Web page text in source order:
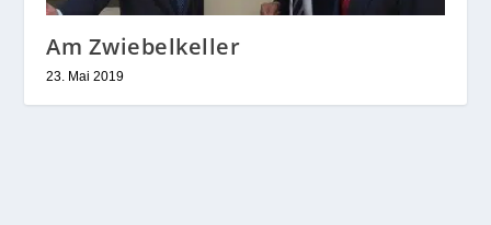
Am Zwiebelkeller
23. Mai 2019